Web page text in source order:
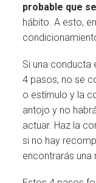
probable que
hábito. A esto,
Si una conducta
4 pasos, no se
o estímulo y la
antojo y no
actuar. Haz la
si no hay
encontrarás una